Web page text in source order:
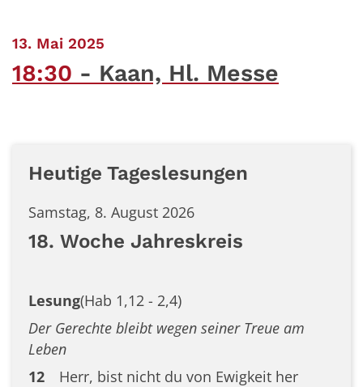
13. Mai 2025
18:30 Kaan, Hl. Messe
Heutige Tageslesungen
Samstag, 8. August 2026
18. Woche Jahreskreis
Lesung(Hab 1,12 - 2,4)
Der Gerechte bleibt wegen seiner Treue am
Leben
12
Herr, bist nicht du von Ewigkeit her